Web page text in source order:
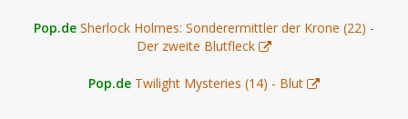
Pop.de Sherlock Holmes: Sonderermittler der Krone (22) -
Der zweite Blutfleck
Pop.de Twilight Mysteries (14) - Blut